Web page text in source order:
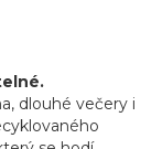
dlouhé večery i